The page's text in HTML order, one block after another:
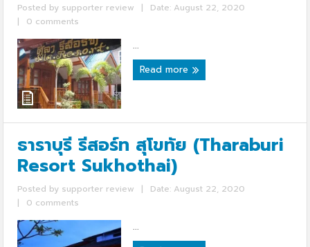
Posted by supporter review |
Date: August 22, 2020
|
0 comments
...
Read more
ธาราบุรี รีสอร์ท สุโขทัย (Tharaburi
Resort Sukhothai)
Posted by supporter review |
Date: August 22, 2020
|
0 comments
...